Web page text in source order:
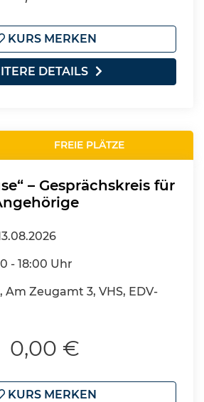
KURS MERKEN
DETAILS
FREIE PLÄTZE
– Gesprächskreis für
- 18:00 Uhr
Am Zeugamt 3, VHS, EDV-
0,00 €
KURS MERKEN